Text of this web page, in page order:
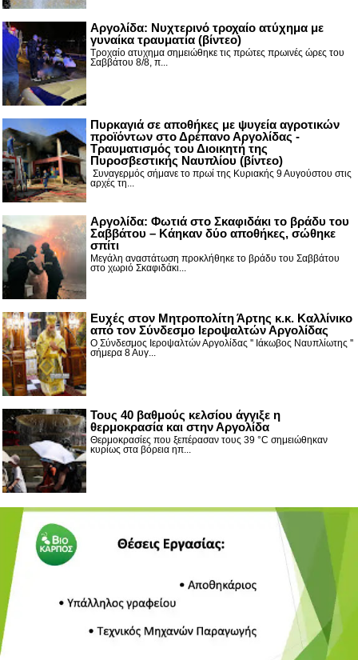
Αργολίδα: Νυχτερινό τροχαίο ατύχημα με
γυναίκα τραυματία (βίντεο)
Τροχαίο ατυχημα σημειώθηκε τις πρώτες πρωινές ώρες του
Σαββάτου 8/8, π...
Πυρκαγιά σε αποθήκες με ψυγεία αγροτικών
προϊόντων στο Δρέπανο Αργολίδας -
Τραυματισμός του Διοικητή της
Πυροσβεστικής Ναυπλίου (βίντεο)
Συναγερμός σήμανε το πρωί της Κυριακής 9 Αυγούστου στις
αρχές τη...
Αργολίδα: Φωτιά στο Σκαφιδάκι το βράδυ του
Σαββάτου – Κάηκαν δύο αποθήκες, σώθηκε
σπίτι
Μεγάλη αναστάτωση προκλήθηκε το βράδυ του Σαββάτου
στο χωριό Σκαφιδάκι...
Ευχές στον Μητροπολίτη Άρτης κ.κ. Καλλίνικο
από τον Σύνδεσμο Ιεροψαλτών Αργολίδας
Ο Σύνδεσμος Ιεροψαλτών Αργολίδας '' Ιάκωβος Ναυπλίωτης ''
σήμερα 8 Αυγ...
Τους 40 βαθμούς κελσίου άγγιξε η
θερμοκρασία και στην Αργολίδα
Θερμοκρασίες που ξεπέρασαν τους 39 °C σημειώθηκαν
κυρίως στα βόρεια ηπ...